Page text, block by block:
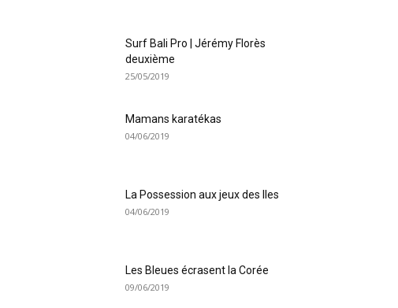
Surf Bali Pro | Jérémy Florès
deuxième
25/05/2019
Mamans karatékas
04/06/2019
La Possession aux jeux des Iles
04/06/2019
Les Bleues écrasent la Corée
09/06/2019